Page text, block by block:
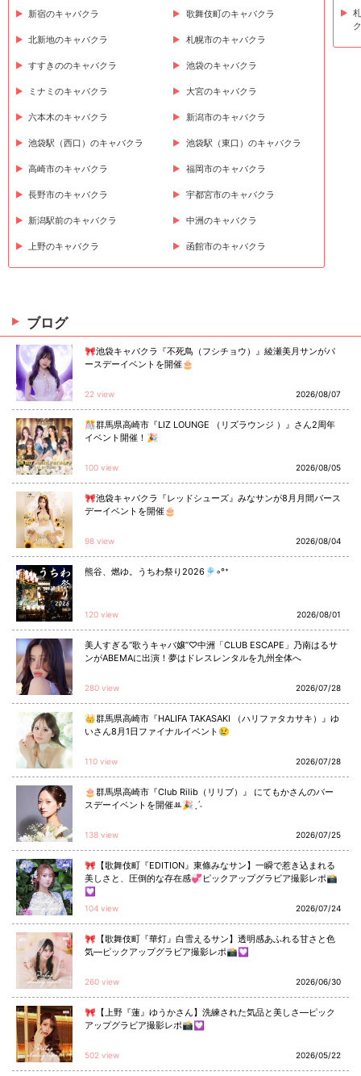
新宿のキャバクラ 歌舞伎町のキャバクラ
北新地のキャバクラ 札幌市のキャバクラ
すすきののキャバクラ 池袋のキャバクラ
ミナミのキャバクラ 大宮のキャバクラ
六本木のキャバクラ 新潟市のキャバクラ
池袋駅（西口）のキャバクラ 池袋駅（東口）のキャバクラ
高崎市のキャバクラ 福岡市のキャバクラ
長野市のキャバクラ 宇都宮市のキャバクラ
新潟駅前のキャバクラ 中洲のキャバクラ
上野のキャバクラ 函館市のキャバクラ
ブログ
🎀池袋キャバクラ『不死鳥（フシチョウ）』綾瀬美月サンがバ
ースデーイベントを開催🎂
22 view 2026/08/07
🎊群馬県高崎市『LIZ LOUNGE （リズラウンジ ）』さん2周年
イベント開催！🎉
100 view 2026/08/05
🎀池袋キャバクラ『レッドシューズ』みなサンが8月月間バース
デーイベントを開催🎂
98 view 2026/08/04
熊谷、燃ゆ。うちわ祭り2026🎐◦°⁺
120 view 2026/08/01
美人すぎる“歌うキャバ嬢”♡中洲「CLUB ESCAPE」乃南はるサ
ンがABEMAに出演！夢はドレスレンタルを九州全体へ
280 view 2026/07/28
👑群馬県高崎市『HALIFA TAKASAKI （ハリファタカサキ）』ゆ
いさん8月1日ファイナルイベント😢
110 view 2026/07/28
🎂群馬県高崎市『Club Rilib（リリブ）』 にてもかさんのバー
スデーイベントを開催ꔛ🎉ˎˊ˗
138 view 2026/07/25
🎀【歌舞伎町『EDITION』東條みなサン】一瞬で惹き込まれる
美しさと、圧倒的な存在感💞ピックアップグラビア撮影レポ📸
💟
104 view 2026/07/24
🎀【歌舞伎町『華灯』白雪えるサン】透明感あふれる甘さと色
気—ピックアップグラビア撮影レポ📸💟
260 view 2026/06/30
🎀【上野『蓮』ゆうかさん】洗練された気品と美しさ—ピック
アップグラビア撮影レポ📸💟
502 view 2026/05/22